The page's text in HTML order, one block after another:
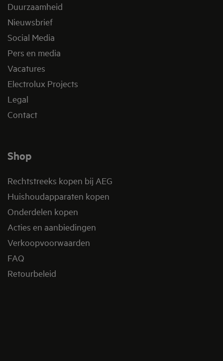
Duurzaamheid
Nieuwsbrief
Social Media
Pers en media
Vacatures
Electrolux Projects
Legal
Contact
Shop
Rechtstreeks kopen bij AEG
Huishoudapparaten kopen
Onderdelen kopen
Acties en aanbiedingen
Verkoopvoorwaarden
FAQ
Retourbeleid